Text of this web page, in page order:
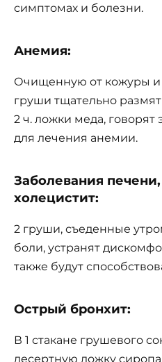
симптомах и болезни.
Анемия:
Очищенную от кожуры и
груши тщательно
2 ч. ложки меда, говорят
для лечения анемии.
Заболевания печени,
холецистит:
2 груши, съеденные
боли, устранят
также будут
Острый бронхит:
В 1 стакане грушевого
десертную ложку